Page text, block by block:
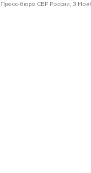
Пресс-бюро СВР России, 3